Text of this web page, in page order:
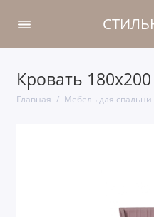
Кровать
Главная Мебель для спальни